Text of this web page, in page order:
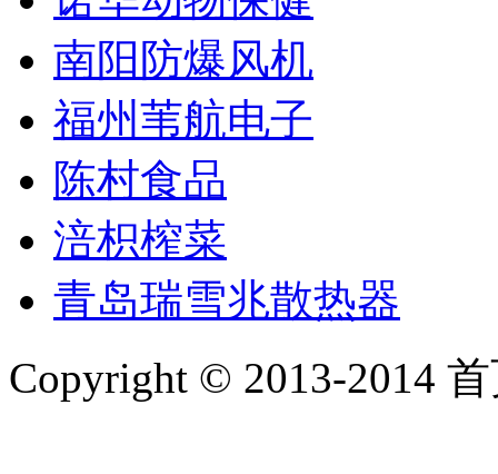
南阳防爆风机
福州苇航电子
陈村食品
涪枳榨菜
青岛瑞雪兆散热器
Copyright © 2013-2014